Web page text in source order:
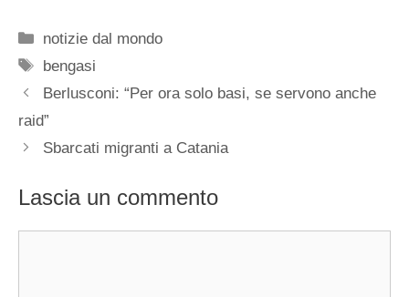
Categorie
notizie dal mondo
Tag
bengasi
Berlusconi: “Per ora solo basi, se servono anche
raid”
Sbarcati migranti a Catania
Lascia un commento